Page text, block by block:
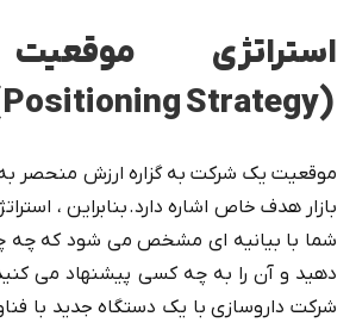
استراتژی
(Positioning Strategy)
موقعیت یک شرکت به گزاره ارزش منحصر به
بازار هدف خاص اشاره دارد. بنابراین ،
شما با بیانیه ای مشخص می شود که چه
دهید و آن را به چه کسی پیشنهاد می
شرکت داروسازی با یک دستگاه جدید با